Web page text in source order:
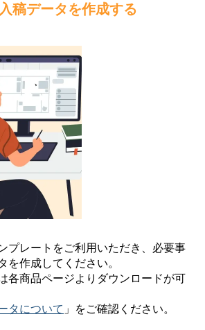
稿データを作成する
プレートをご利用いただき、必要事
を作成してください。
各商品ページよりダウンロードが可
タについて 」をご確認ください。